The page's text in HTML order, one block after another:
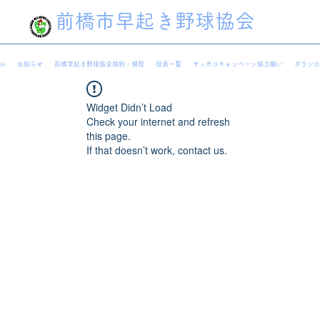
前橋市早起き野球協会
お知らせ 前橋早起き野球協会規約・規程 役員一覧 サッポロキャンペーン協力願い ダウン
Widget Didn’t Load
Check your internet and refresh
this page.
If that doesn’t work, contact us.